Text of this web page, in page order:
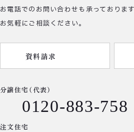
お電話でのお問い合わせも承っております
お気軽にご相談ください。
資料請求
分譲住宅（代表）
0120-883-758
注文住宅